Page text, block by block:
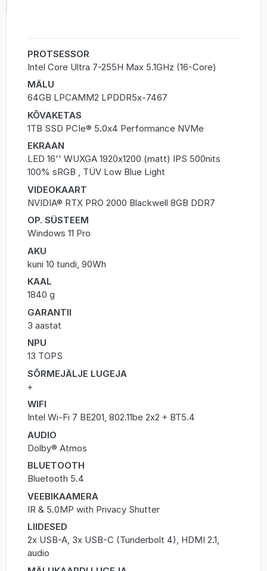
PROTSESSOR
Intel Core Ultra 7-255H Max 5.1GHz (16-Core)
MÄLU
64GB LPCAMM2 LPDDR5x-7467
KÕVAKETAS
1TB SSD PCIe® 5.0x4 Performance NVMe
EKRAAN
LED 16'' WUXGA 1920x1200 (matt) IPS 500nits
100% sRGB , TÜV Low Blue Light
VIDEOKAART
NVIDIA® RTX PRO 2000 Blackwell 8GB DDR7
OP. SÜSTEEM
Windows 11 Pro
AKU
kuni 10 tundi, 90Wh
KAAL
1840 g
GARANTII
3 aastat
NPU
13 TOPS
SÕRMEJÄLJE LUGEJA
+
WIFI
Intel Wi-Fi 7 BE201, 802.11be 2x2 + BT5.4
AUDIO
Dolby® Atmos
BLUETOOTH
Bluetooth 5.4
VEEBIKAAMERA
IR & 5.0MP with Privacy Shutter
LIIDESED
2x USB-A, 3x USB-C (Tunderbolt 4), HDMI 2.1,
audio